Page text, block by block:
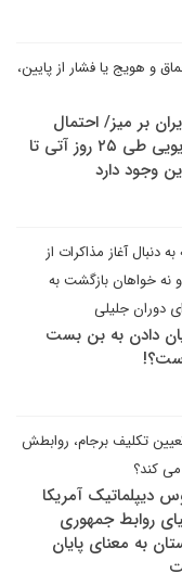
و هویج یا فشار از پایین،
بر میز/ احتمال
وقوع هر سناریویی طی ۲۵ روز آتی تا
وجود دارد
دنبال آغاز مذاکرات از
خواهان بازگشت به
دوران جلیلی
دادن به بن بست
تکلیف برجام، روابطش
می کند؟
دیپلماتیک آمریکا
روابط جمهوری
به معنای پایان